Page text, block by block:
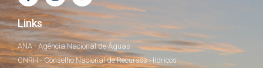
Links
ANA - Agência Nacional de Águas
CNRH - Conselho Nacional de Recursos Hídricos